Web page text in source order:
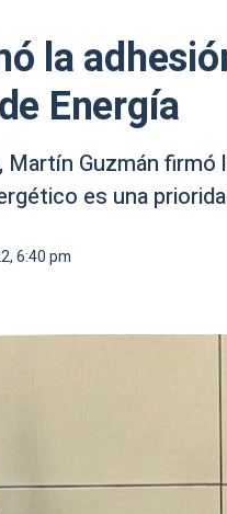
la
Energía
Guzmán firmó
es una
6:40 pm